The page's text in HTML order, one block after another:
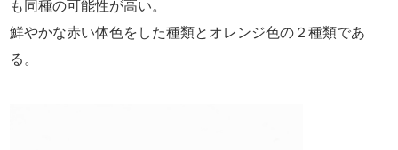
も同種の可能性が高い。
鮮やかな赤い体色をした種類とオレンジ色の２種類であ
る。